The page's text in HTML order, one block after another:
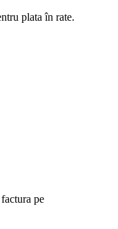
plata în rate.
pe